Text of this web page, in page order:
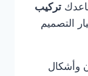
تركيب
التصميم
وأشكال